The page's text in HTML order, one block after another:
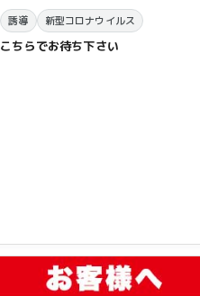
誘導 新型コロナウイルス
こちらでお待ち下さい